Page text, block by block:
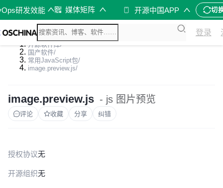
研发效能 媒体矩阵 开源中国APP 切
登录
开源软件库/
国产软件/
常用JavaScript包/
image.preview.js/
image.preview.js - js 图片预览
评论 收藏 分享 纠错
授权协议无
开源组织无